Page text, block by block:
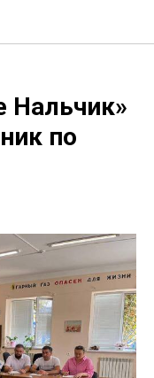
Нальчик»
по